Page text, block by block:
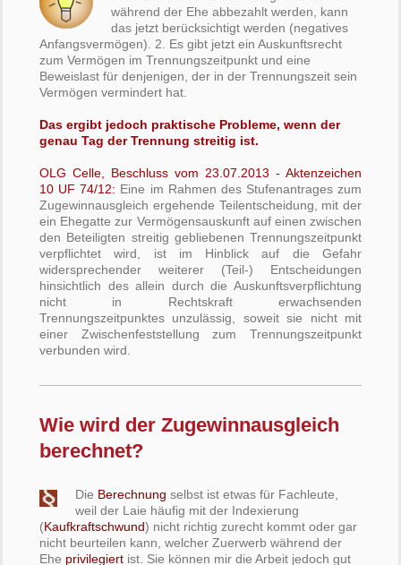
während der Ehe abbezahlt werden, kann
das jetzt berücksichtigt werden (negatives
Anfangsvermögen). 2. Es gibt jetzt ein Auskunftsrecht
zum Vermögen im Trennungszeitpunkt und eine
Beweislast für denjenigen, der in der Trennungszeit sein
Vermögen vermindert hat.
Das ergibt jedoch praktische Probleme, wenn der
genau Tag der Trennung streitig ist.
OLG Celle, Beschluss vom 23.07.2013 - Aktenzeichen
10 UF 74/12: Eine im Rahmen des Stufenantrages zum
Zugewinnausgleich ergehende Teilentscheidung, mit der
ein Ehegatte zur Vermögensauskunft auf einen zwischen
den Beteiligten streitig gebliebenen Trennungszeitpunkt
verpflichtet wird, ist im Hinblick auf die Gefahr
widersprechender weiterer (Teil-) Entscheidungen
hinsichtlich des allein durch die Auskunftsverpflichtung
nicht in Rechtskraft erwachsenden
Trennungszeitpunktes unzulässig, soweit sie nicht mit
einer Zwischenfeststellung zum Trennungszeitpunkt
verbunden wird.
Wie wird der Zugewinnausgleich
berechnet?
Die Berechnung selbst ist etwas für Fachleute,
weil der Laie häufig mit der Indexierung
(Kaufkraftschwund) nicht richtig zurecht kommt oder gar
nicht beurteilen kann, welcher Zuerwerb während der
Ehe privilegiert ist. Sie können mir die Arbeit jedoch gut